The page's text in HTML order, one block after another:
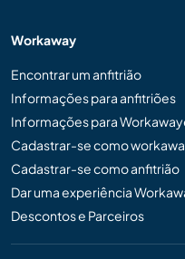
Workaway
Encontrar um anfitrião
Informações para anfitriões
Informações para
Cadastrar-se como
Cadastrar-se como anfitrião
Dar uma experiência
Descontos e Parceiros